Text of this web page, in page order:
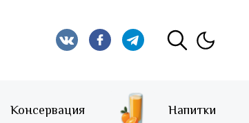
Консервация Напитки